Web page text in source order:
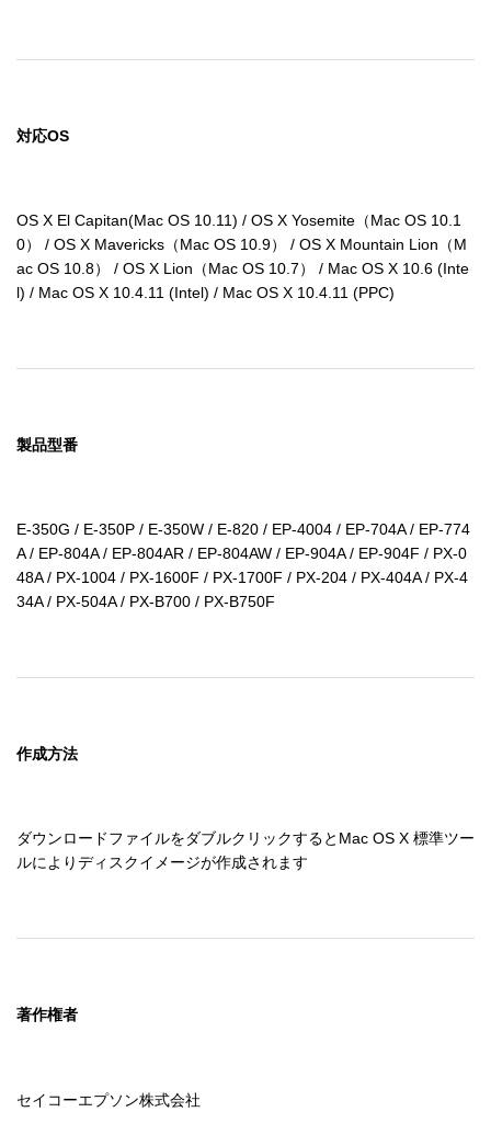
対応OS
OS X El Capitan(Mac OS 10.11) / OS X Yosemite（Mac OS 10.1
0） / OS X Mavericks（Mac OS 10.9） / OS X Mountain Lion（M
ac OS 10.8） / OS X Lion（Mac OS 10.7） / Mac OS X 10.6 (Inte
l) / Mac OS X 10.4.11 (Intel) / Mac OS X 10.4.11 (PPC)
製品型番
E-350G / E-350P / E-350W / E-820 / EP-4004 / EP-704A / EP-774
A / EP-804A / EP-804AR / EP-804AW / EP-904A / EP-904F / PX-0
48A / PX-1004 / PX-1600F / PX-1700F / PX-204 / PX-404A / PX-4
34A / PX-504A / PX-B700 / PX-B750F
作成方法
ダウンロードファイルをダブルクリックするとMac OS X 標準ツー
ルによりディスクイメージが作成されます
著作権者
セイコーエプソン株式会社